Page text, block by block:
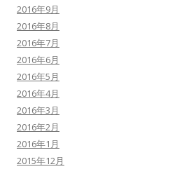
2016年9月
2016年8月
2016年7月
2016年6月
2016年5月
2016年4月
2016年3月
2016年2月
2016年1月
2015年12月